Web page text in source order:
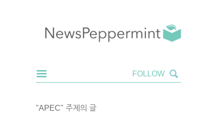
"APEC" 주제의 글